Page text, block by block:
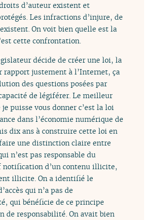
d’auteur existent et
Les infractions d’injure, de
On voit bien quelle est la
cette confrontation.
décide de créer une loi, la
justement à l’Internet, ça
des questions posées par
de légiférer. Le meilleur
puisse vous donner c’est la loi
dans l’économie numérique de
dix ans à construire cette loi en
une distinction claire entre
n’est pas responsable du
notification d’un contenu illicite,
illicite. On a identifié le
qui n’a pas de
qui bénéficie de ce principe
de responsabilité. On avait bien